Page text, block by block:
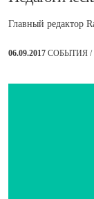
Главный редактор
06.09.2017 СОБЫТИЯ /